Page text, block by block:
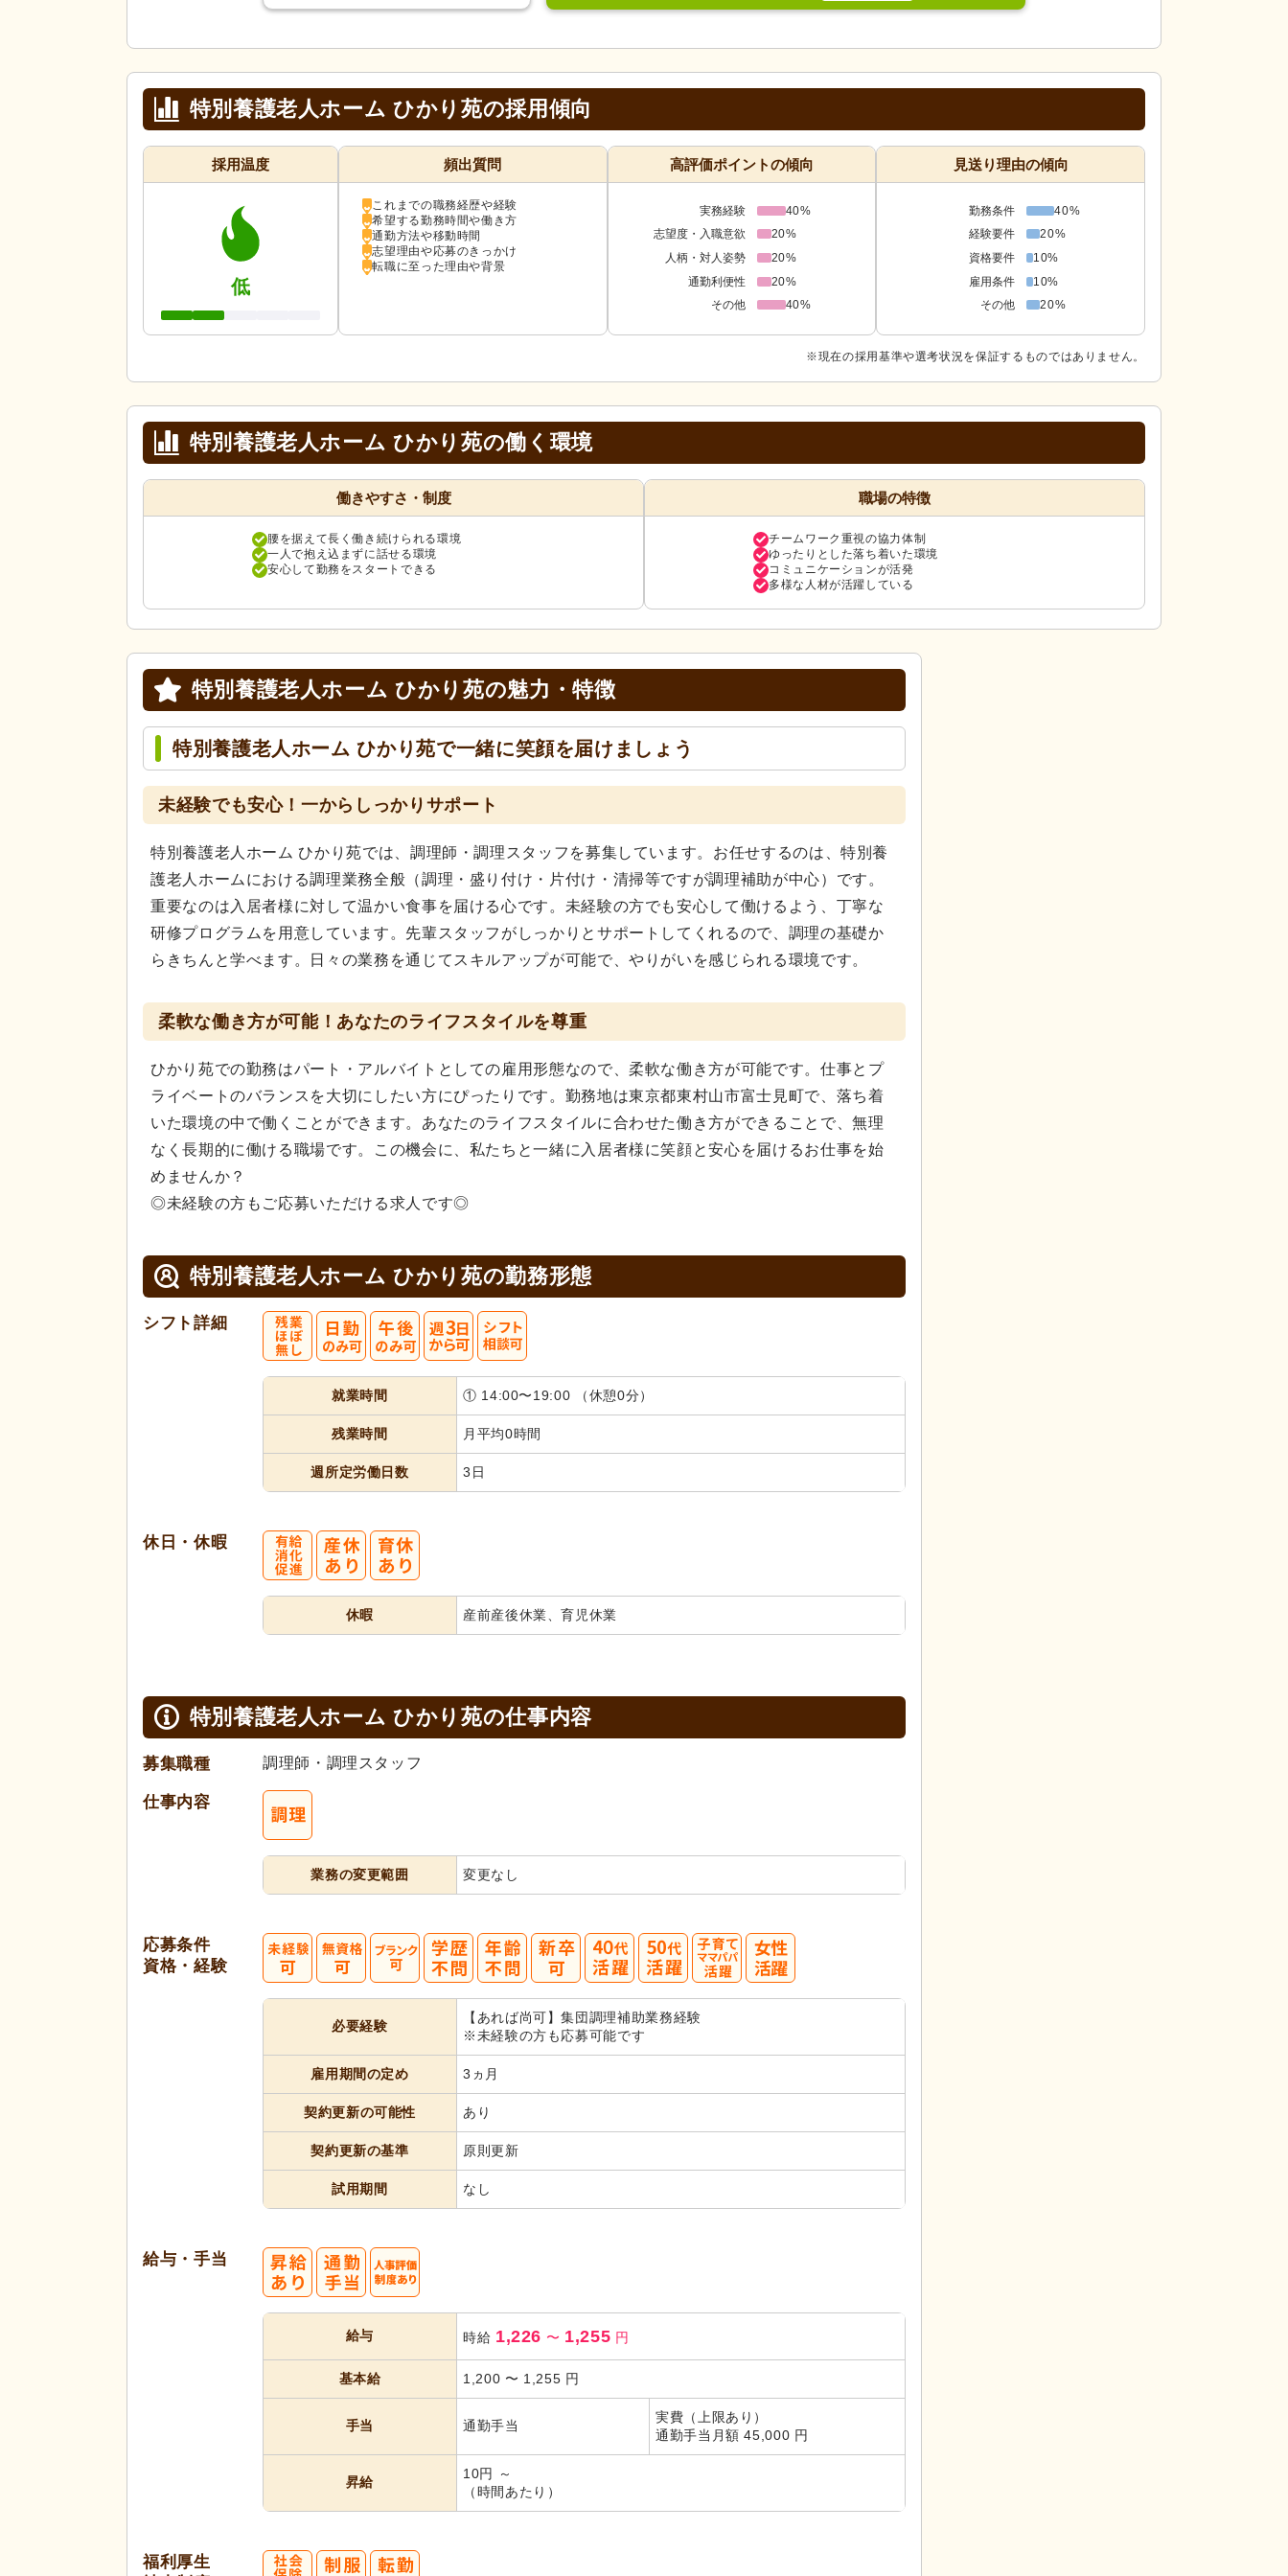
特別養護老人ホーム ひかり苑の採用傾向
採用温度
低
頻出質問
これまでの職務経歴や経験
希望する勤務時間や働き方
通勤方法や移動時間
志望理由や応募のきっかけ
転職に至った理由や背景
高評価ポイントの傾向
実務経験
40%
志望度・入職意欲
20%
人柄・対人姿勢
20%
通勤利便性
20%
その他
40%
見送り理由の傾向
勤務条件
40%
経験要件
20%
資格要件
10%
雇用条件
10%
その他
20%
※現在の採用基準や選考状況を保証するものではありません。
特別養護老人ホーム ひかり苑の働く環境
働きやすさ・制度
腰を据えて長く働き続けられる環境
一人で抱え込まずに話せる環境
安心して勤務をスタートできる
職場の特徴
チームワーク重視の協力体制
ゆったりとした落ち着いた環境
コミュニケーションが活発
多様な人材が活躍している
特別養護老人ホーム ひかり苑の魅力・特徴
特別養護老人ホーム ひかり苑で一緒に笑顔を届けましょう
未経験でも安心！一からしっかりサポート
特別養護老人ホーム ひかり苑では、調理師・調理スタッフを募集しています。お任せするのは、特別養
護老人ホームにおける調理業務全般（調理・盛り付け・片付け・清掃等ですが調理補助が中心）です。
重要なのは入居者様に対して温かい食事を届ける心です。未経験の方でも安心して働けるよう、丁寧な
研修プログラムを用意しています。先輩スタッフがしっかりとサポートしてくれるので、調理の基礎か
らきちんと学べます。日々の業務を通じてスキルアップが可能で、やりがいを感じられる環境です。
柔軟な働き方が可能！あなたのライフスタイルを尊重
ひかり苑での勤務はパート・アルバイトとしての雇用形態なので、柔軟な働き方が可能です。仕事とプ
ライベートのバランスを大切にしたい方にぴったりです。勤務地は東京都東村山市富士見町で、落ち着
いた環境の中で働くことができます。あなたのライフスタイルに合わせた働き方ができることで、無理
なく長期的に働ける職場です。この機会に、私たちと一緒に入居者様に笑顔と安心を届けるお仕事を始
めませんか？
◎未経験の方もご応募いただける求人です◎
特別養護老人ホーム ひかり苑の勤務形態
シフト詳細
就業時間 ① 14:00〜19:00 （休憩0分）
残業時間 月平均0時間
週所定労働日数 3日
休日・休暇
休暇 産前産後休業、育児休業
特別養護老人ホーム ひかり苑の仕事内容
募集職種 調理師・調理スタッフ
仕事内容
業務の変更範囲 変更なし
応募条件
資格・経験
必要経験
【あれば尚可】集団調理補助業務経験
※未経験の方も応募可能です
雇用期間の定め 3ヵ月
契約更新の可能性 あり
契約更新の基準 原則更新
試用期間 なし
給与・手当
給与 時給 1,226 〜 1,255 円
基本給 1,200 〜 1,255 円
手当 通勤手当
実費（上限あり）
通勤手当月額 45,000 円
昇給
10円 ～
（時間あたり）
福利厚生